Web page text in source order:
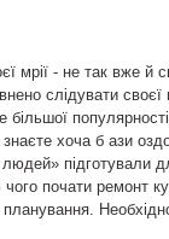
мрії - не так вже й
слідувати
більшої
хоча б ази
підготували
почати ремонт
планування.